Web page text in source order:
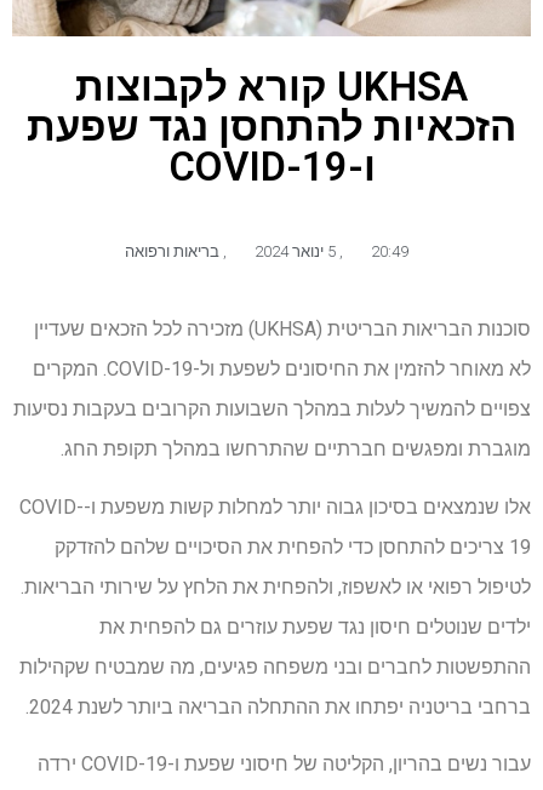
UKHSA קורא לקבוצות
הזכאיות להתחסן נגד שפעת
ו-COVID-19
20:49 בריאות ורפואה
סוכנות הבריאות הבריטית (UKHSA) מזכירה לכל הזכאים שעדיין
לא מאוחר להזמין את החיסונים לשפעת ול-COVID-19. המקרים
צפויים להמשיך לעלות במהלך השבועות הקרובים בעקבות נסיעות
מוגברת ומפגשים חברתיים שהתרחשו במהלך תקופת החג.
אלו שנמצאים בסיכון גבוה יותר למחלות קשות משפעת ו-COVID-
19 צריכים להתחסן כדי להפחית את הסיכויים שלהם להזדקק
לטיפול רפואי או לאשפוז, ולהפחית את הלחץ על שירותי הבריאות.
ילדים שנוטלים חיסון נגד שפעת עוזרים גם להפחית את
ההתפשטות לחברים ובני משפחה פגיעים, מה שמבטיח שקהילות
ברחבי בריטניה יפתחו את ההתחלה הבריאה ביותר לשנת 2024.
עבור נשים בהריון, הקליטה של ​​חיסוני שפעת ו-COVID-19 ירדה